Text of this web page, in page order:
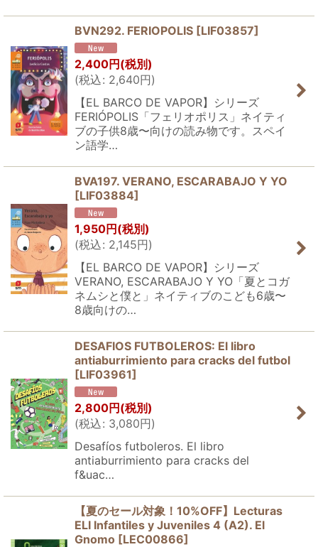
BVN292. FERIOPOLIS [LIF03857]
2,400円(税別)
(税込: 2,640円)
【EL BARCO DE VAPOR】シリーズ
FERIÓPOLIS「フェリオポリス」ネイティ
ブの子供8歳〜向けの読み物です。スペイ
ン語学…
BVA197. VERANO, ESCARABAJO Y YO
[LIF03884]
1,950円(税別)
(税込: 2,145円)
【EL BARCO DE VAPOR】シリーズ
VERANO, ESCARABAJO Y YO「夏とコガ
ネムシと僕と」ネイティブのこども6歳〜
8歳向けの…
DESAFIOS FUTBOLEROS: El libro
antiaburrimiento para cracks del futbol
[LIF03961]
2,800円(税別)
(税込: 3,080円)
Desafíos futboleros. El libro
antiaburrimiento para cracks del
f&uac…
【夏のセール対象！10%OFF】Lecturas
ELI Infantiles y Juveniles 4 (A2). El
Gnomo [LEC00866]